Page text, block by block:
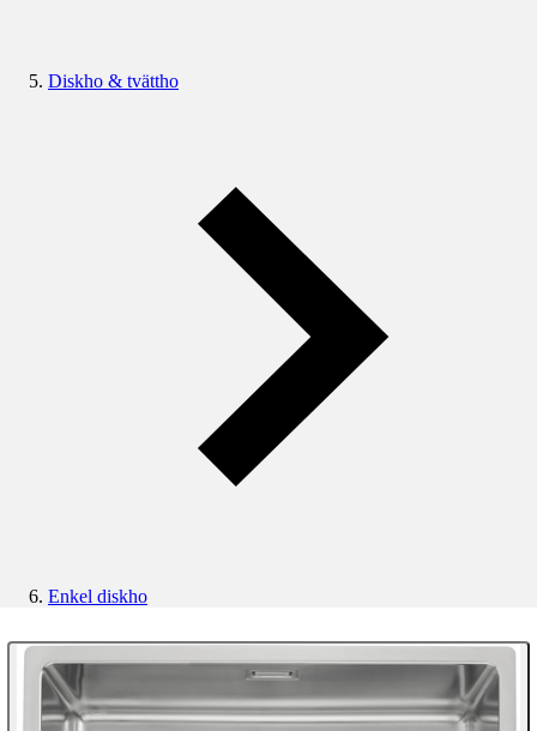
Diskho & tvättho
Enkel diskho